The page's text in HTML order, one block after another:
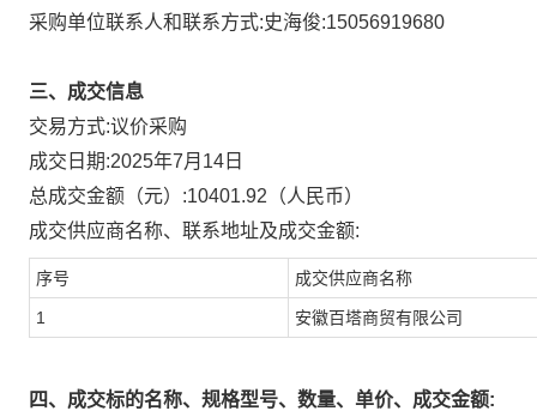
采购单位联系人和联系方式:史海俊:15056919680
三、成交信息
交易方式:议价采购
成交日期:2025年7月14日
总成交金额（元）:10401.92 （人民币）
成交供应商名称、联系地址及成交金额:
序号 成交供应商名称
1 安徽百塔商贸有限公司
四、成交标的名称、规格型号、数量、单价、成交金额: